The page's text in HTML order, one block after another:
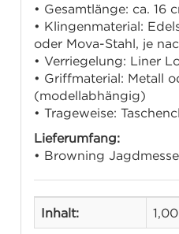
• Gesamtlänge: ca. 16
• Klingenmaterial:
oder Mova-Stahl, je
• Verriegelung: Liner
• Griffmaterial: Metall
(modellabhängig)
• Trageweise:
Lieferumfang:
• Browning
Inhalt: